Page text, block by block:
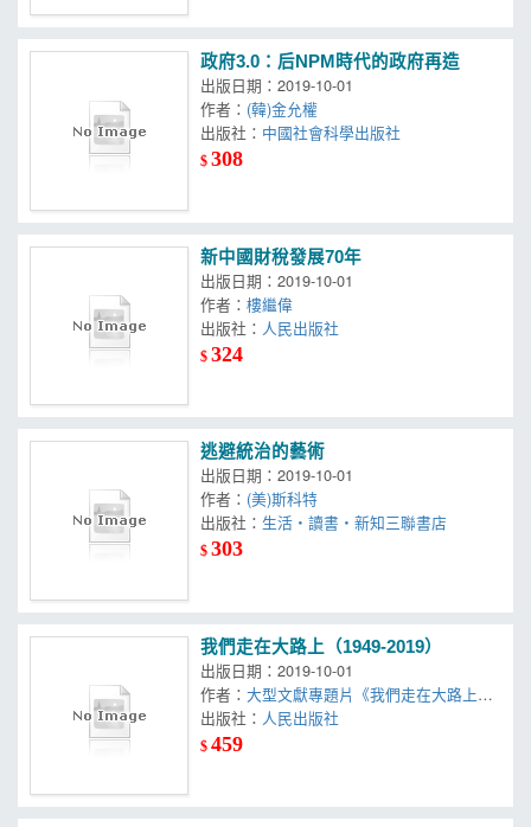
政府3.0：后NPM時代的政府再造
出版日期：2019-10-01
作者： (韓)金允權
出版社： 中國社會科學出版社
$308
新中國財稅發展70年
出版日期：2019-10-01
作者：樓繼偉
出版社： 人民出版社
$324
逃避統治的藝術
出版日期：2019-10-01
作者： (美)斯科特
出版社：生活‧讀書‧新知三聯書店
$303
我們走在大路上（1949-2019）
出版日期：2019-10-01
作者：大型文獻專題片《我們走在大路上》
創作組
出版社： 人民出版社
$459